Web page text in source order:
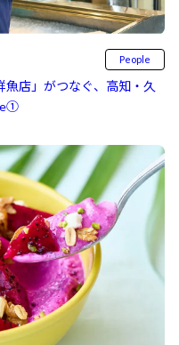
People
店」がつなぐ、高知・久